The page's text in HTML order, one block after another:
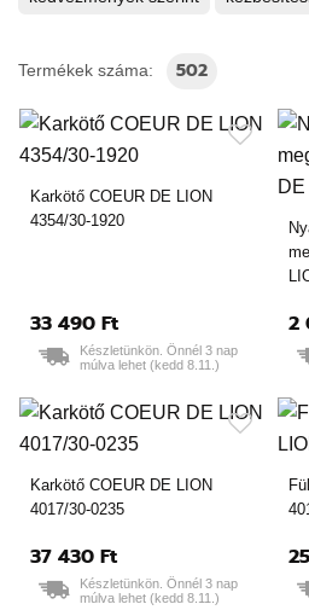
Termékek száma: 502
Karkötő COEUR DE LION
4354/30-1920
33 490 Ft
Készletünkön. Önnél 3 nap
múlva lehet (kedd 8.11.)
2
Karkötő COEUR DE LION
4017/30-0235
37 430 Ft
Készletünkön. Önnél 3 nap
múlva lehet (kedd 8.11.)